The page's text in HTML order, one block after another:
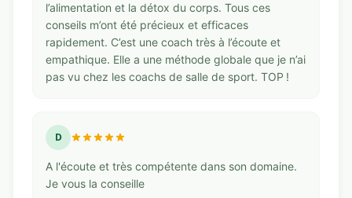
l’alimentation et la détox du corps. Tous ces
conseils m’ont été précieux et efficaces
rapidement. C’est une coach très à l’écoute et
empathique. Elle a une méthode globale que je n’ai
pas vu chez les coachs de salle de sport. TOP !
D
A l'écoute et très compétente dans son domaine.
Je vous la conseille